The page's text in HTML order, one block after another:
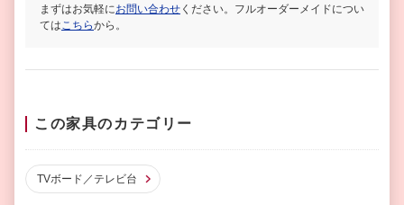
まずはお気軽にお問い合わせ ください。フルオーダーメイドについ
ては こちらから。
この家具のカテゴリー
TVボード／テレビ台